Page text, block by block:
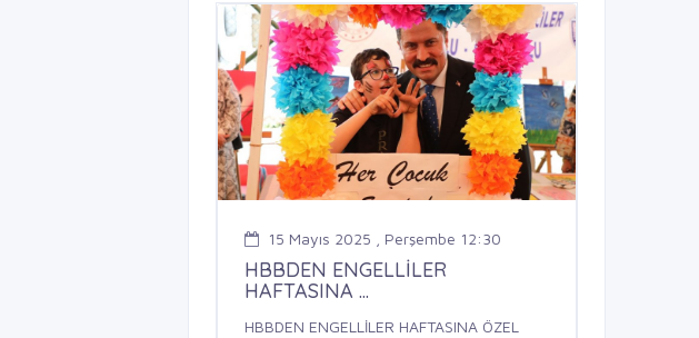
15 Mayıs 2025 , Perşembe 12:30
HBBDEN ENGELLİLER
HAFTASINA ...
HBBDEN ENGELLİLER HAFTASINA ÖZEL